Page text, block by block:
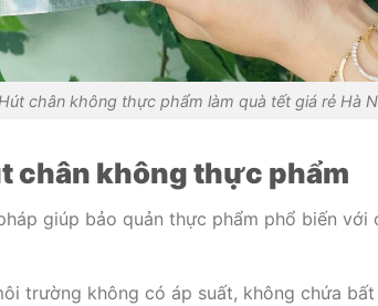
Hút chân không thực phẩm làm quà tết giá rẻ Hà
chân không thực phẩm
giúp bảo quản thực phẩm phổ biến với
trường không có áp suất, không chứa